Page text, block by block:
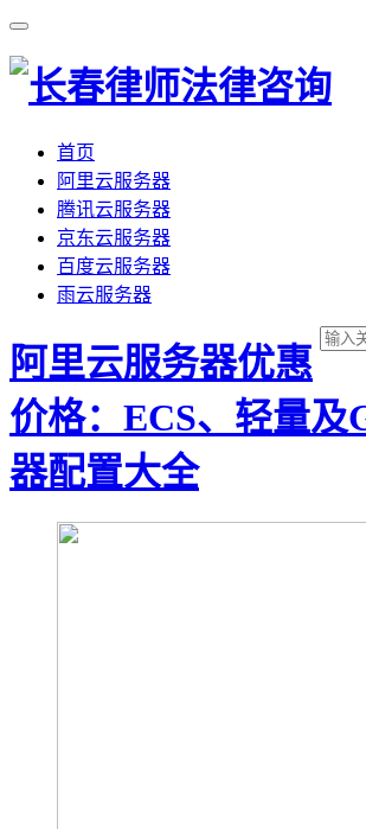
首页
阿里云服务器
腾讯云服务器
京东云服务器
百度云服务器
雨云服务器
阿里云服务器优惠
价格：ECS、轻量及
器配置大全